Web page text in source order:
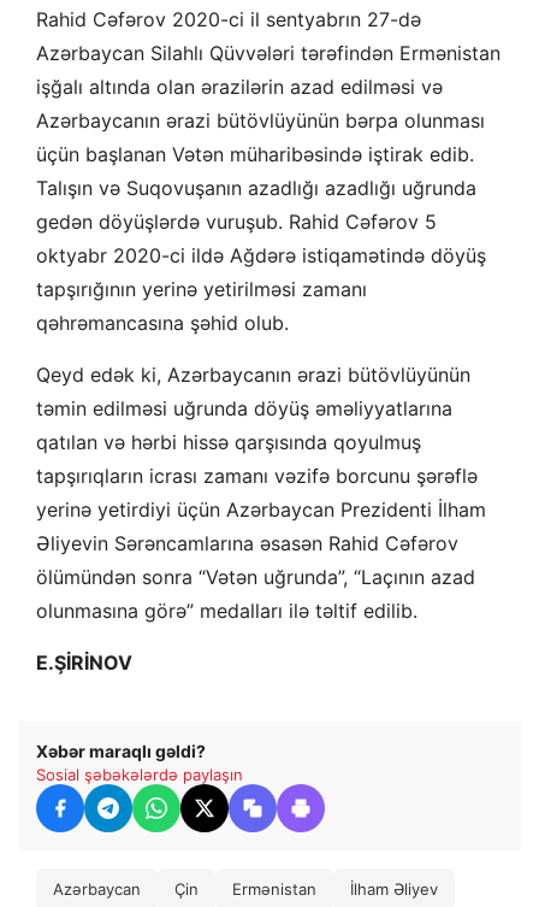
Rahid Cəfərov 2020-ci il sentyabrın 27-də
Azərbaycan Silahlı Qüvvələri tərəfindən Ermənistan
işğalı altında olan ərazilərin azad edilməsi və
Azərbaycanın ərazi bütövlüyünün bərpa olunması
üçün başlanan Vətən müharibəsində iştirak edib.
Talışın və Suqovuşanın azadlığı azadlığı uğrunda
gedən döyüşlərdə vuruşub. Rahid Cəfərov 5
oktyabr 2020-ci ildə Ağdərə istiqamətində döyüş
tapşırığının yerinə yetirilməsi zamanı
qəhrəmancasına şəhid olub.
Qeyd edək ki, Azərbaycanın ərazi bütövlüyünün
təmin edilməsi uğrunda döyüş əməliyyatlarına
qatılan və hərbi hissə qarşısında qoyulmuş
tapşırıqların icrası zamanı vəzifə borcunu şərəflə
yerinə yetirdiyi üçün Azərbaycan Prezidenti İlham
Əliyevin Sərəncamlarına əsasən Rahid Cəfərov
ölümündən sonra “Vətən uğrunda”, “Laçının azad
olunmasına görə” medalları ilə təltif edilib.
E.ŞİRİNOV
Xəbər maraqlı gəldi?
Sosial şəbəkələrdə paylaşın
Azərbaycan Çin Ermənistan İlham Əliyev